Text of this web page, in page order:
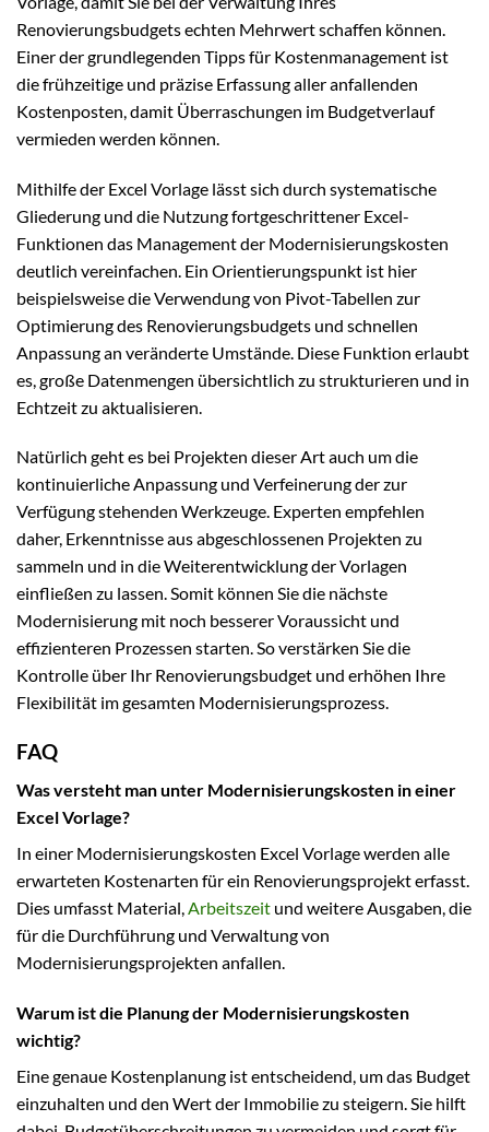
Renovierungsbudgets echten Mehrwert schaffen können.
Einer der grundlegenden Tipps für Kostenmanagement ist
die frühzeitige und präzise Erfassung aller anfallenden
Kostenposten, damit Überraschungen im Budgetverlauf
vermieden werden können.
Mithilfe der Excel Vorlage lässt sich durch systematische
Gliederung und die Nutzung fortgeschrittener Excel-
Funktionen das Management der Modernisierungskosten
deutlich vereinfachen. Ein Orientierungspunkt ist hier
beispielsweise die Verwendung von Pivot-Tabellen zur
Optimierung des Renovierungsbudgets und schnellen
Anpassung an veränderte Umstände. Diese Funktion erlaubt
es, große Datenmengen übersichtlich zu strukturieren und in
Echtzeit zu aktualisieren.
Natürlich geht es bei Projekten dieser Art auch um die
kontinuierliche Anpassung und Verfeinerung der zur
Verfügung stehenden Werkzeuge. Experten empfehlen
daher, Erkenntnisse aus abgeschlossenen Projekten zu
sammeln und in die Weiterentwicklung der Vorlagen
einfließen zu lassen. Somit können Sie die nächste
Modernisierung mit noch besserer Voraussicht und
effizienteren Prozessen starten. So verstärken Sie die
Kontrolle über Ihr Renovierungsbudget und erhöhen Ihre
Flexibilität im gesamten Modernisierungsprozess.
FAQ
Was versteht man unter Modernisierungskosten in einer
Excel Vorlage?
In einer Modernisierungskosten Excel Vorlage werden alle
erwarteten Kostenarten für ein Renovierungsprojekt erfasst.
Dies umfasst Material, Arbeitszeit und weitere Ausgaben, die
für die Durchführung und Verwaltung von
Modernisierungsprojekten anfallen.
Warum ist die Planung der Modernisierungskosten
wichtig?
Eine genaue Kostenplanung ist entscheidend, um das Budget
einzuhalten und den Wert der Immobilie zu steigern. Sie hilft